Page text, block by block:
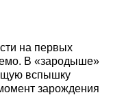
на первых
В «зародыше»
вспышку
зарождения